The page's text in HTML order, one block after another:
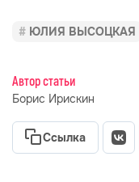
Автор статьи
Борис Ирискин